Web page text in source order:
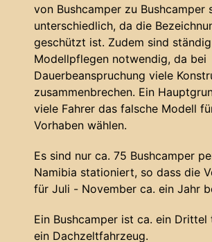
von Bushcamper zu Bushcamper
unterschiedlich, da die
geschützt ist. Zudem sind ständig
Modellpflegen notwendig, da bei
Dauerbeanspruchung viele
zusammenbrechen. Ein
viele Fahrer das falsche Modell
Vorhaben wählen.
Es sind nur ca. 75 Bushcamper
Namibia stationiert, so dass die
für Juli - November ca. ein Jahr
Ein Bushcamper ist ca. ein Drittel
ein Dachzeltfahrzeug.